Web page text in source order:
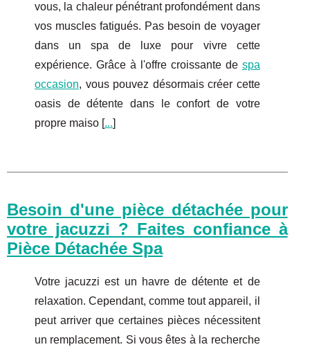
vous, la chaleur pénétrant profondément dans
vos muscles fatigués. Pas besoin de voyager
dans un spa de luxe pour vivre cette
expérience. Grâce à l'offre croissante de spa
occasion, vous pouvez désormais créer cette
oasis de détente dans le confort de votre
propre maiso [...]
Besoin d'une pièce détachée pour
votre jacuzzi ? Faites confiance à
Pièce Détachée Spa
Votre jacuzzi est un havre de détente et de
relaxation. Cependant, comme tout appareil, il
peut arriver que certaines pièces nécessitent
un remplacement. Si vous êtes à la recherche